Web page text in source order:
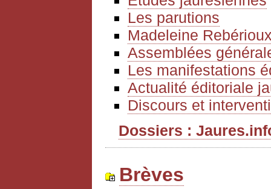
Les parutions
Madeleine
Assemblées
Les manifestations
Actualité éditoriale
Discours et
Dossiers :
Brèves